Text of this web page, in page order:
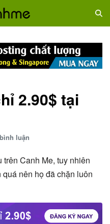
2.90$ tại
luận
Canh Me, tuy nhiên
nên họ đã chặn luôn